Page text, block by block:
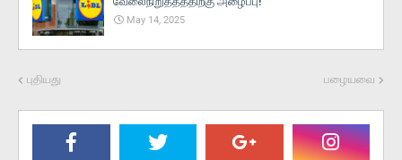
May 14, 2025
புதியது பழையவை